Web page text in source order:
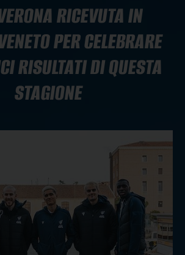
RICEVUTA IN
PER CELEBRARE
RISULTATI DI QUESTA
STAGIONE